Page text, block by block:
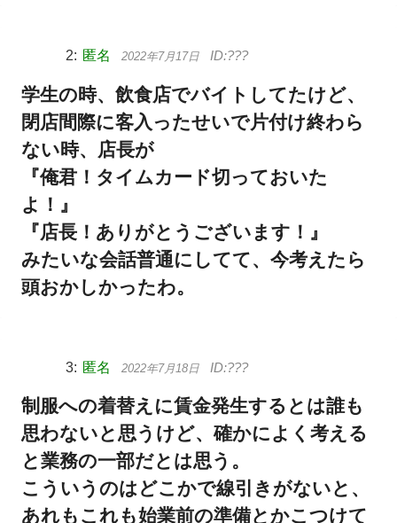
匿名 2022年7月17日
学生の時、飲食店でバイトしてたけど、
閉店間際に客入ったせいで片付け終わら
ない時、店長が
『俺君！タイムカード切っておいた
よ！』
『店長！ありがとうございます！』
みたいな会話普通にしてて、今考えたら
頭おかしかったわ。
匿名 2022年7月18日
制服への着替えに賃金発生するとは誰も
思わないと思うけど、確かによく考える
と業務の一部だとは思う。
こういうのはどこかで線引きがないと、
あれもこれも始業前の準備とかこつけて